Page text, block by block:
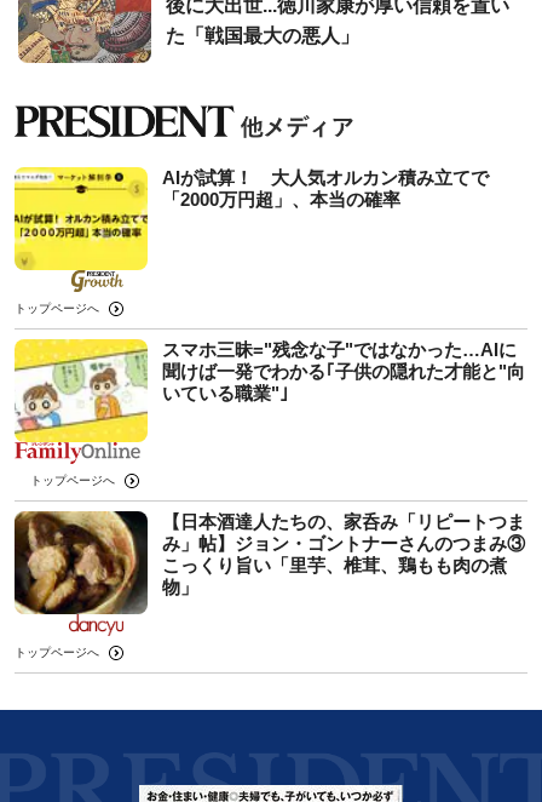
後に大出世...徳川家康が厚い信頼を置い
た「戦国最大の悪人」
AIが試算！ 大人気オルカン積み立てで
「2000万円超」、本当の確率
トップページへ
スマホ三昧="残念な子"ではなかった…AIに
聞けば一発でわかる｢子供の隠れた才能と"向
いている職業"｣
トップページへ
【日本酒達人たちの、家呑み「リピートつま
み」帖】ジョン・ゴントナーさんのつまみ③
こっくり旨い「里芋、椎茸、鶏もも肉の煮
物」
トップページへ